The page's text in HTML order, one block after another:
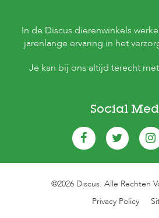
In de Discus dierenwinkels
jarenlange ervaring in het
Je kan bij ons altijd terecht
Social
©2026 Discus. Alle Rechten
Privacy Policy